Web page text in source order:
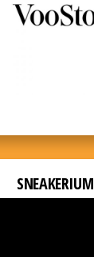
SNEAKERIUM